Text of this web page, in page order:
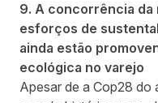
9. A concorrência da
esforços de
ainda estão
ecológica no varejo
Apesar de a Cop28 do